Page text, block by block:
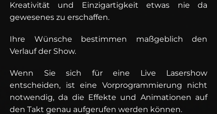
Kreativität und Einzigartigkeit etwas nie da
gewesenes zu erschaffen.
Ihre Wünsche bestimmen maßgeblich den
Verlauf der Show.
Wenn Sie sich für eine Live Lasershow
entscheiden, ist eine Vorprogrammierung nicht
notwendig, da die Effekte und Animationen auf
den Takt genau aufgerufen werden können.